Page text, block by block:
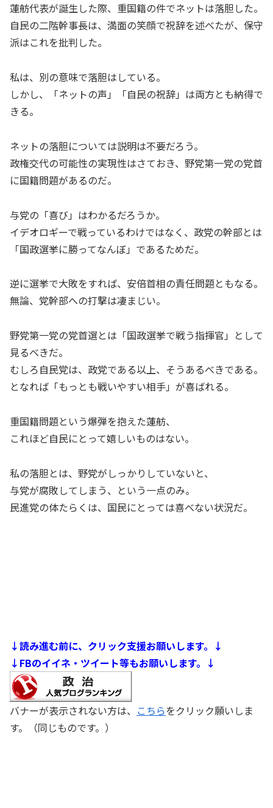
蓮舫代表が誕生した際、重国籍の件でネットは落胆した。
自民の二階幹事長は、満面の笑顔で祝辞を述べたが、保守
派はこれを批判した。
私は、別の意味で落胆はしている。
しかし、「ネットの声」「自民の祝辞」は両方とも納得で
きる。
ネットの落胆については説明は不要だろう。
政権交代の可能性の実現性はさておき、野党第一党の党首
に国籍問題があるのだ。
与党の「喜び」はわかるだろうか。
イデオロギーで戦っているわけではなく、政党の幹部とは
「国政選挙に勝ってなんぼ」であるためだ。
逆に選挙で大敗をすれば、安倍首相の責任問題ともなる。
無論、党幹部への打撃は凄まじい。
野党第一党の党首選とは「国政選挙で戦う指揮官」として
見るべきだ。
むしろ自民党は、政党である以上、そうあるべきである。
となれば「もっとも戦いやすい相手」が喜ばれる。
重国籍問題という爆弾を抱えた蓮舫、
これほど自民にとって嬉しいものはない。
私の落胆とは、野党がしっかりしていないと、
与党が腐敗してしまう、という一点のみ。
民進党の体たらくは、国民にとっては喜べない状況だ。
↓読み進む前に、クリック支援お願いします。↓
↓FBのイイネ・ツイート等もお願いします。↓
バナーが表示されない方は、 こちらをクリック願いしま
す。（同じものです。）